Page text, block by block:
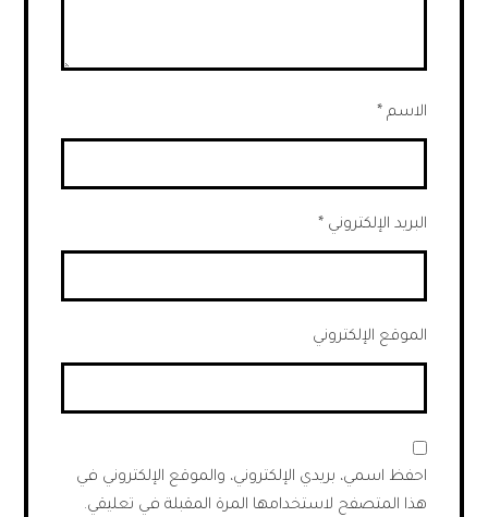
الاسم *
البريد الإلكتروني *
الموقع الإلكتروني
احفظ اسمي، بريدي الإلكتروني، والموقع الإلكتروني في
هذا المتصفح لاستخدامها المرة المقبلة في تعليقي.